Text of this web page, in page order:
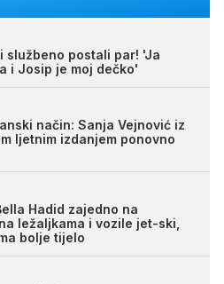
službeno postali par! 'Ja
i Josip je moj dečko'
način: Sanja Vejnović iz
ljetnim izdanjem ponovno
Hadid zajedno na
ležaljkama i vozile jet-ski,
bolje tijelo